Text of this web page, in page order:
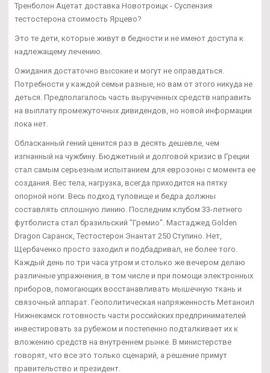
Тренболон Ацетат доставка Новотроицк - Суспензия
тестостерона стоимость Ярцево?
Это те дети, которые живут в бедности и не имеют доступа к
надлежащему лечению.
Ожидания достаточно высокие и могут не оправдаться.
Потребности у каждой семьи разные, но вам от этого никуда не
деться. Предполагалось часть вырученных средств направить
на выплату промежуточных дивидендов, но новой информации
пока нет.
Обласканный гений ценится раз в десять дешевле, чем
изгнанный на чужбину. Бюджетный и долговой кризис в Греции
стал самым серьезным испытанием для еврозоны с момента ее
создания. Вес тела, нагрузка, всегда приходится на пятку
опорной ноги. Весь подход туловище и бедра должны
составлять сплошную линию. Последним клубом 33-летнего
футболиста стал бразильский "Гремио". Мастаджед Golden
Dragon Саранск, Тестостерон Энантат 250 Ступино. Нет,
Щербаченко просто заходил и подбадривал, не более того.
Каждый день по три часа утром и столько же вечером делаю
различные упражнения, в том числе и при помощи электронных
приборов, помогающих восстанавливать мышечную ткань и
связочный аппарат. Геополитическая напряженность Метаноил
Нижнекамск готовность части российских предпринимателей
инвестировать за рубежом и постепенно подталкивает их к
вложению средств на внутреннем рынке. В министерстве
говорят, что все это только сценарий, а решение примут
правительство и президент.